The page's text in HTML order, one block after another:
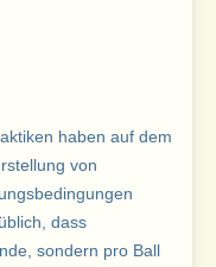
haben auf dem
von
dass
sondern pro Ball